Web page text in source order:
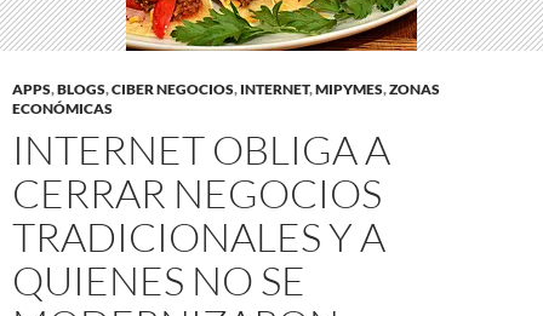
APPS,BLOGS,CIBER NEGOCIOS, INTERNET,MIPYMES,ZONAS
ECONÓMICAS
INTERNET OBLIGA A
CERRAR NEGOCIOS
TRADICIONALES Y A
QUIENES NO SE